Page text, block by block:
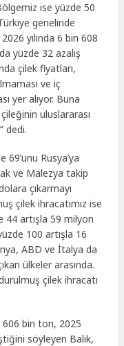
ise yüzde 50
genelinde
yılında 6 bin 608
yüzde 32 azalış
çilek fiyatları,
ve iç
yer alıyor. Buna
uluslararası
dedi.
69’unu Rusya’ya
ve Malezya takip
çıkarmayı
çilek ihracatımız ise
44 artışla 59 milyon
100 artışla 16
ABD ve İtalya da
ülkeler arasında.
çilek ihracatı
606 bin ton, 2025
söyleyen Balık,